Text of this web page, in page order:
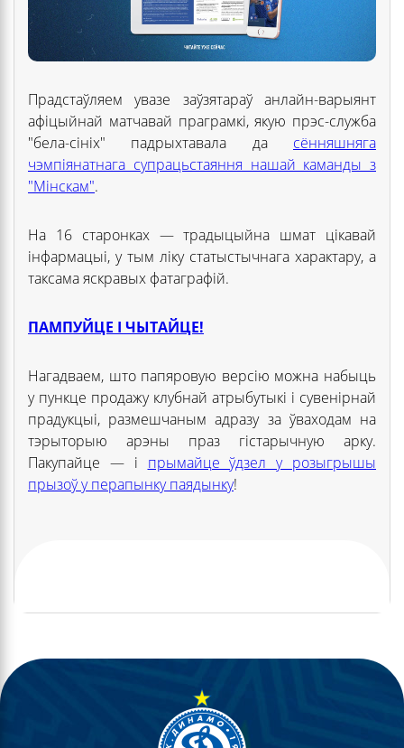
Прадстаўляем увазе заўзятараў анлайн-варыянт
афіцыйнай матчавай праграмкі, якую прэс-служба
"бела-сініх" падрыхтавала да сённяшняга
чэмпіянатнага супрацьстаяння нашай каманды з
"Мінскам".
На 16 старонках — традыцыйна шмат цікавай
інфармацыі, у тым ліку статыстычнага характару, а
таксама яскравых фатаграфій.
ПАМПУЙЦЕ І ЧЫТАЙЦЕ!
Нагадваем, што папяровую версію можна набыць
у пункце продажу клубнай атрыбутыкі і сувенірнай
прадукцыі, размешчаным адразу за ўваходам на
тэрыторыю арэны праз гістарычную арку.
Пакупайце — і прымайце ўдзел у розыгрышы
прызоў у перапынку паядынку!